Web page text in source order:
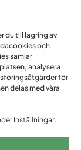
du till lagring av
och
samlar
analysera
för
delas med våra
Inställningar.